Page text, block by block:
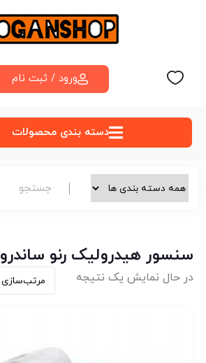
ورود / ثبت نام
دسته‌ بندی محصولات
سنسور هیدرولیک رنو ساندرو
در حال نمایش یک نتیجه